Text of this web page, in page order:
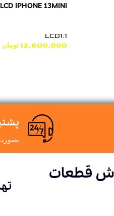
LCD IPHONE 13MINI
LCD1:1
12,600,000تومان
بصورت
قطعات